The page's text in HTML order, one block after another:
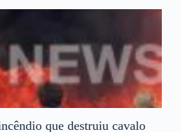
que destruiu cavalo